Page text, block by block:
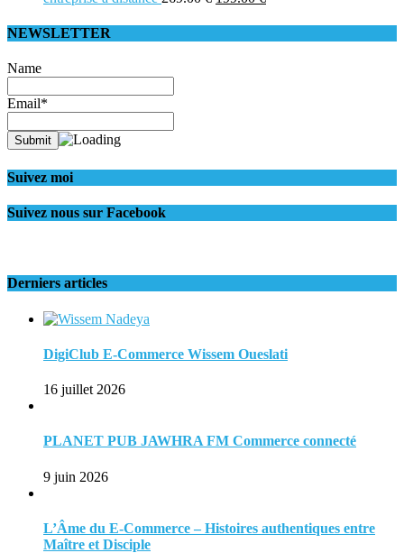
NEWSLETTER
Name
Email*
Suivez moi
Suivez nous sur Facebook
Derniers articles
DigiClub E-Commerce Wissem Oueslati
16 juillet 2026
PLANET PUB JAWHRA FM Commerce connecté
9 juin 2026
L’Âme du E-Commerce – Histoires authentiques entre
Maître et Disciple